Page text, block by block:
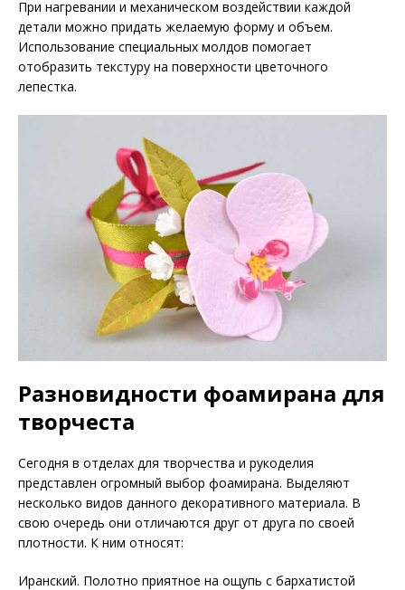
При нагревании и механическом воздействии каждой
детали можно придать желаемую форму и объем.
Использование специальных молдов помогает
отобразить текстуру на поверхности цветочного
лепестка.
Разновидности фоамирана для
творчеста
Сегодня в отделах для творчества и рукоделия
представлен огромный выбор фоамирана. Выделяют
несколько видов данного декоративного материала. В
свою очередь они отличаются друг от друга по своей
плотности. К ним относят:
Иранский. Полотно приятное на ощупь с бархатистой